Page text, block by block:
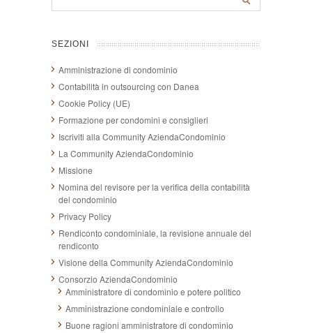
SEZIONI
Amministrazione di condominio
Contabilità in outsourcing con Danea
Cookie Policy (UE)
Formazione per condomini e consiglieri
Iscriviti alla Community AziendaCondominio
La Community AziendaCondominio
Missione
Nomina del revisore per la verifica della contabilità
del condominio
Privacy Policy
Rendiconto condominiale, la revisione annuale del
rendiconto
Visione della Community AziendaCondominio
Consorzio AziendaCondominio
Amministratore di condominio e potere politico
Amministrazione condominiale e controllo
Buone ragioni amministratore di condominio